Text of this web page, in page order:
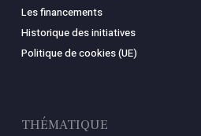
Les financements
Historique des initiatives
Politique de cookies (UE)
THÉMATIQUE